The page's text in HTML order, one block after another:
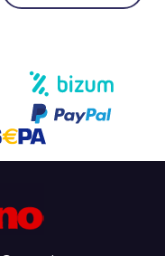
la innovación se
XXXtreme
más
del casino
que
contexto, la
Leer artículo